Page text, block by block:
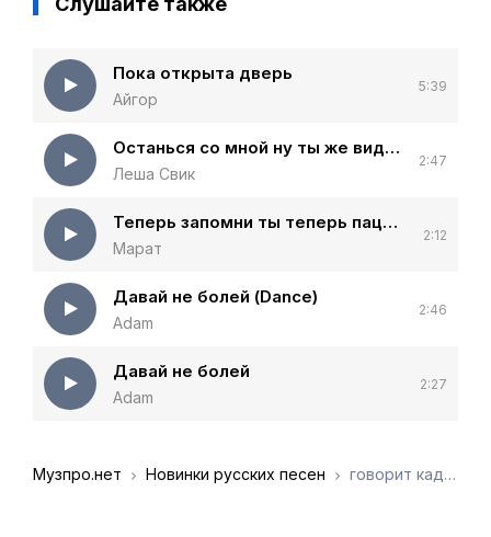
Пока открыта дверь
Айгор
5:39
Останься со мной ну ты же видишь я теперь другой
Леша Свик
2:47
Теперь запомни ты теперь пацан ты теперь с улицы (тик ток)
Марат
2:12
Давай не болей (Dance)
Adam
2:46
Давай не болей
Adam
2:27
Музпро.нет Новинки русских песен говорит кадр - Где ты теперь